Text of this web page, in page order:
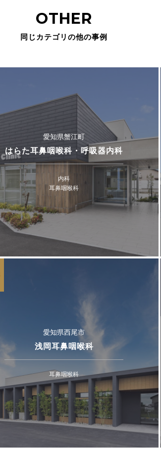
OTHER
同じカテゴリの他の事例
愛知県蟹江町
はらた耳鼻咽喉科・呼吸器内科
内科
耳鼻咽喉科
愛知県西尾市
浅岡耳鼻咽喉科
耳鼻咽喉科